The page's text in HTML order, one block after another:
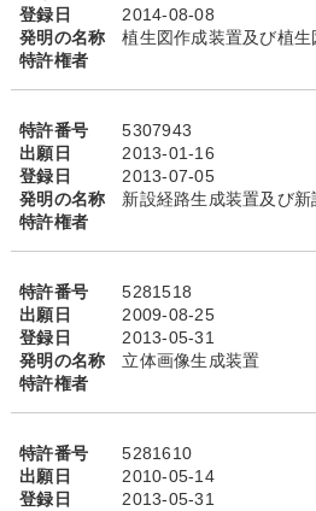
登録日
2014-08-08
発明の名称
植生図作成装置及び植生
特許権者
特許番号
5307943
出願日
2013-01-16
登録日
2013-07-05
発明の名称
新設経路生成装置及び
特許権者
特許番号
5281518
出願日
2009-08-25
登録日
2013-05-31
発明の名称
立体画像生成装置
特許権者
特許番号
5281610
出願日
2010-05-14
登録日
2013-05-31